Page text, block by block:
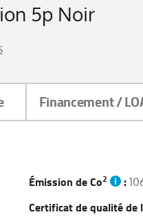
5p Noir
Financement /
Émission de Co2 :
Certificat de qualité de